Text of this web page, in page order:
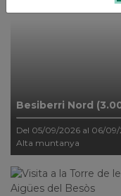
Besiberri Nord
Del 05/09/2026 al 06/
Alta muntanya